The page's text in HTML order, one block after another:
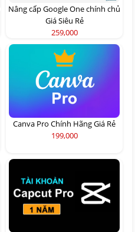
Nâng cấp Google One chính chủ
Giá Siêu Rẻ
259,000
Canva Pro Chính Hãng Giá Rẻ
199,000